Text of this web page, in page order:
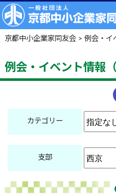
京都中小企業家同友会> 例会・イ
例会・イベント情報（
カテゴリー
支部